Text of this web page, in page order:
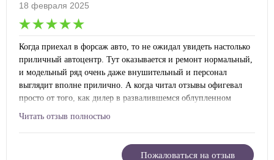
18 февраля 2025
Когда приехал в форсаж авто, то не ожидал увидеть настолько
приличный автоцентр. Тут оказывается и ремонт нормальный,
и модельный ряд очень даже внушительный и персонал
выглядит вполне прилично. А когда читал отзывы офигевал
просто от того, как дилер в развалившемся облупленном
гараже, с бомжеватыми сотрудниками умудряется продавать
выглядит как хороший дилер, работают тут успешные
Читать отзыв полностью
Пожаловаться на отзыв